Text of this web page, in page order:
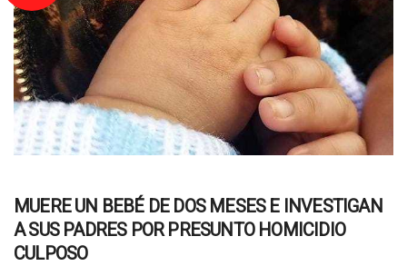
MUERE UN BEBÉ DE DOS MESES E INVESTIGAN
A SUS PADRES POR PRESUNTO HOMICIDIO
CULPOSO